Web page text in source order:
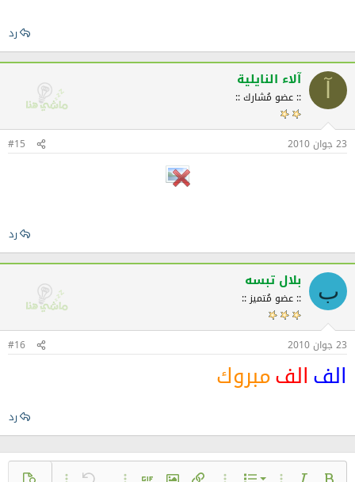
رد
آلاء النايلية
:: عضو مُشارك ::
23 جوان 2010 #15
رد
ب بلال تبسه
:: عضو مُتميز ::
23 جوان 2010 #16
الفالفمبروك
رد